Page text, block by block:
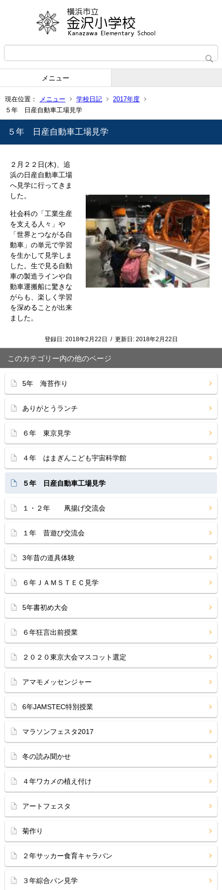
メニュー
現在位置： メニュー 学校日記
2017年度
５年 日産自動車工場見学
５年 日産自動車工場見学
２月２２日(木)、追
浜の日産自動車工場
へ見学に行ってきま
した。
社会科の「工業生産
を支える人々」や
「世界とつながる自
動車」の単元で学習
を生かして見学しま
した。生で見る自動
車の製造ラインや自
動車運搬船に驚きな
がらも、楽しく学習
を深めることが出来
ました。
登録日: 2018年2月22日 / 更新日: 2018年2月22日
このカテゴリー内の他のページ
5年 海苔作り
ありがとうランチ
６年 東京見学
４年 はまぎんこども宇宙科学館
５年 日産自動車工場見学
１・２年 凧揚げ交流会
１年 昔遊び交流会
3年昔の道具体験
６年ＪＡＭＳＴＥＣ見学
5年書初め大会
６年狂言出前授業
２０２０東京大会マスコット選定
アマモメッセンジャー
6年JAMSTEC特別授業
マラソンフェスタ2017
冬の読み聞かせ
４年ワカメの植え付け
アートフェスタ
菊作り
２年サッカー食育キャラバン
３年綜合パン見学